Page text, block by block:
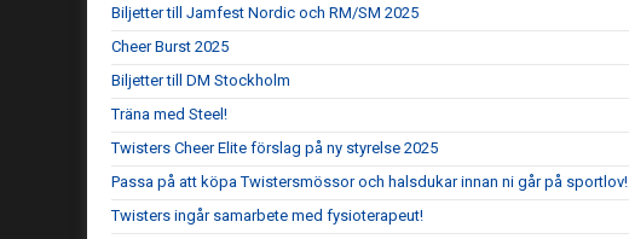
Biljetter till Jamfest Nordic och RM/SM 2025
Cheer Burst 2025
Biljetter till DM Stockholm
Träna med Steel!
Twisters Cheer Elite förslag på ny styrelse 2025
Passa på att köpa Twistersmössor och halsdukar innan ni går på sportlov!
Twisters ingår samarbete med fysioterapeut!